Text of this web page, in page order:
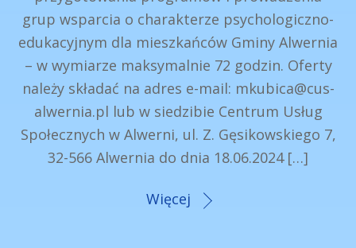
grup wsparcia o charakterze psychologiczno-
edukacyjnym dla mieszkańców Gminy Alwernia
– w wymiarze maksymalnie 72 godzin. Oferty
należy składać na adres e-mail: mkubica@cus-
alwernia.pl lub w siedzibie Centrum Usług
Społecznych w Alwerni, ul. Z. Gęsikowskiego 7,
32-566 Alwernia do dnia 18.06.2024 […]
Więcej